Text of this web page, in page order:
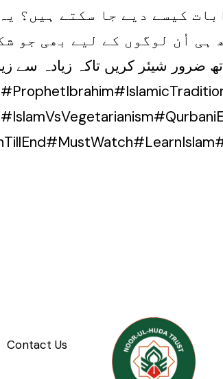
کیسے دیے جا سکتے ہیں؟
اُن لوگوں کے لیے بھی جو
ضرور شیئر کریں تاکہ زیادہ
Contact Us